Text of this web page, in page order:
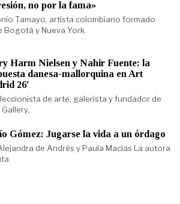
no por la fama»
Tamayo, artista colombiano formado
Bogotá y Nueva York
Harm Nielsen y Nahir Fuente: la
danesa-mallorquina en Art
26′
de arte, galerista y fundador de
Gómez: Jugarse la vida a un órdago
de Andrés y Paula Macías La autora